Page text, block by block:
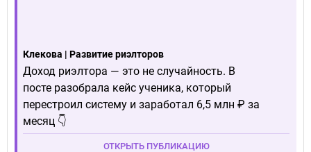
Клекова | Развитие риэлторов
Доход риэлтора — это не случайность. В
посте разобрала кейс ученика, который
перестроил систему и заработал 6,5 млн ₽ за
месяц 👇
ОТКРЫТЬ ПУБЛИКАЦИЮ